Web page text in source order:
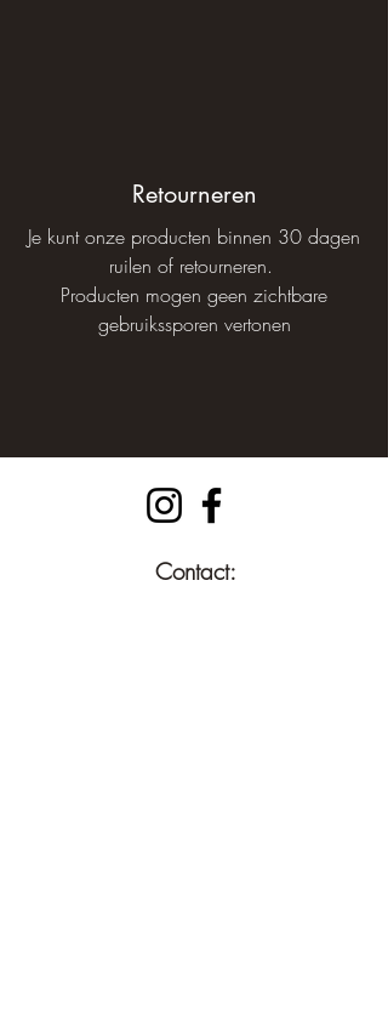
Retourneren
Je kunt onze producten binnen 30 dagen
ruilen of retourneren.
Producten mogen geen zichtbare
gebruikssporen vertonen​
Contact: